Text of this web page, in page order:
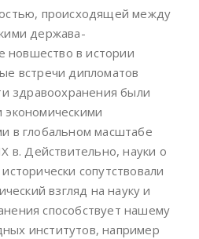
происходящей между
держава-
новшество в истории
встречи дипломатов
здравоохранения были
в глобальном масштабе
в. Действительно, науки о
сопутствовали
взгляд на науку и
способствует нашему
институтов, например